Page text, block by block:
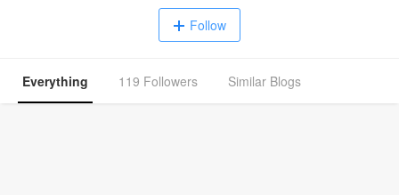
Follow
Everything 119 Followers Similar Blogs